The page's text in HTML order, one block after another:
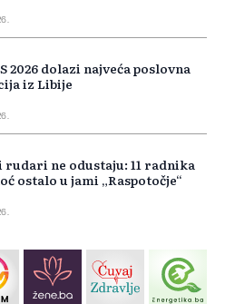
2026 dolazi najveća poslovna
iz Libije
rudari ne odustaju: 11 radnika
ostalo u jami „Raspotočje“